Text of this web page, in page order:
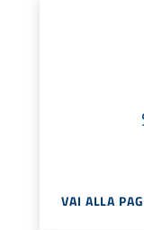
VAI ALLA